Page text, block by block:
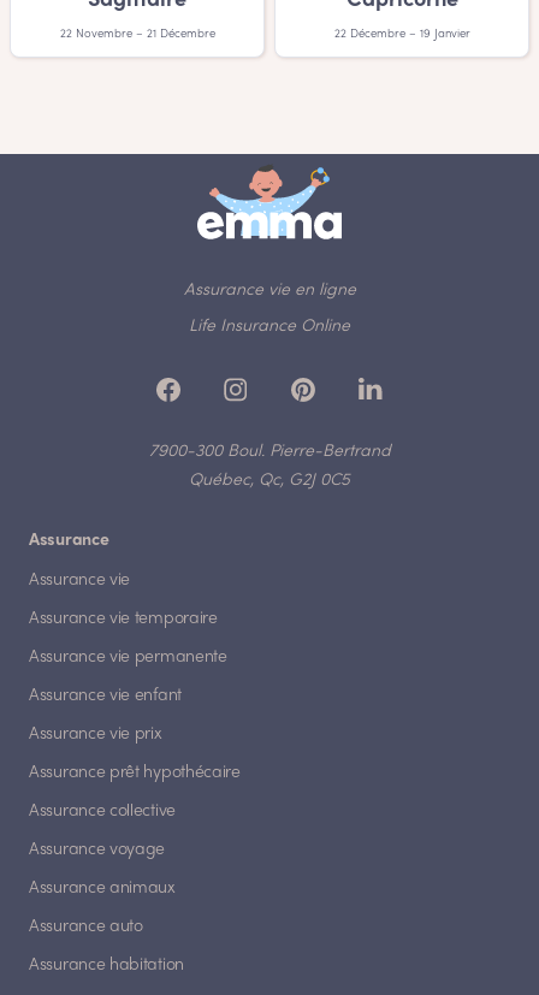
22 Novembre – 21 Décembre 22 Décembre – 19 Janvier
Assurance vie en ligne
Life Insurance Online
7900-300 Boul. Pierre-Bertrand
Québec, Qc, G2J 0C5
Assurance
Assurance vie
Assurance vie temporaire
Assurance vie permanente
Assurance vie enfant
Assurance vie prix
Assurance prêt hypothécaire
Assurance collective
Assurance voyage
Assurance animaux
Assurance auto
Assurance habitation